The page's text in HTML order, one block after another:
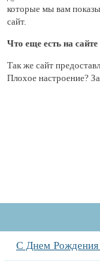
которые мы вам
сайт.
Что еще есть на сайте
Так же сайт
Плохое настроение?
С Днем